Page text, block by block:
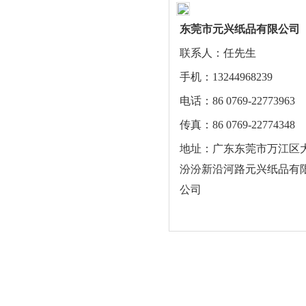
东莞市元兴纸品有限公司
联系人：任先生
手机：13244968239
电话：86 0769-22773963
传真：86 0769-22774348
地址：广东东莞市万江区
汾汾新沿河路元兴纸品有
公司